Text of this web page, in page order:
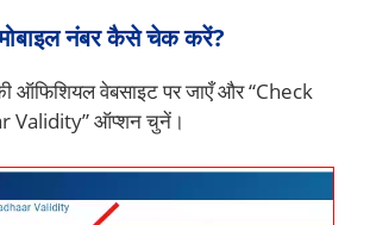
नंबर कैसे चेक करें?
ऑफिशियल वेबसाइट पर जाएँ और “Check
Validity” ऑप्शन चुनें।